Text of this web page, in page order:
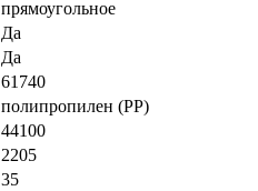
прямоугольное
Да
Да
61740
полипропилен (PP)
44100
2205
35